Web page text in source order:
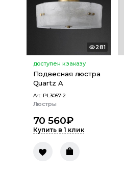
281
доступен к заказу
Подвесная люстра
Quartz A
Art: PL3057-2
Люстры
70 560₽
Купить в 1 клик